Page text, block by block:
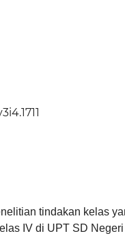
tindakan kelas
IV di UPT SD